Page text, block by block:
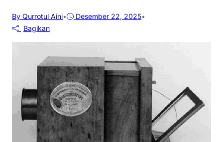
By Qurrotul Aini• Desember 22, 2025•
Bagikan